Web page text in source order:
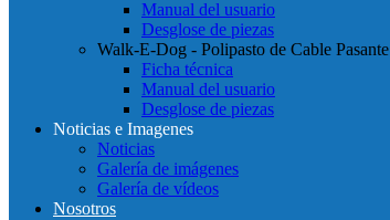
Manual del usuario
Desglose de piezas
Walk-E-Dog - Polipasto de Cable Pasante
Ficha técnica
Manual del usuario
Desglose de piezas
Noticias e Imagenes
Noticias
Galería de imágenes
Galería de vídeos
Nosotros